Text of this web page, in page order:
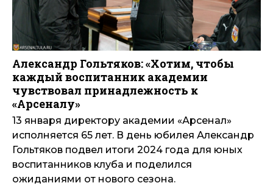
Александр Гольтяков: «Хотим, чтобы
каждый воспитанник академии
чувствовал принадлежность к
«Арсеналу»
13 января директору академии «Арсенал»
исполняется 65 лет. В день юбилея Александр
Гольтяков подвел итоги 2024 года для юных
воспитанников клуба и поделился
ожиданиями от нового сезона.